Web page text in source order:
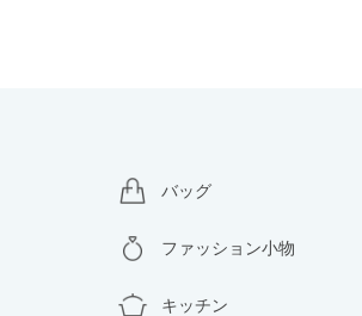
バッグ
ファッション小物
キッチン